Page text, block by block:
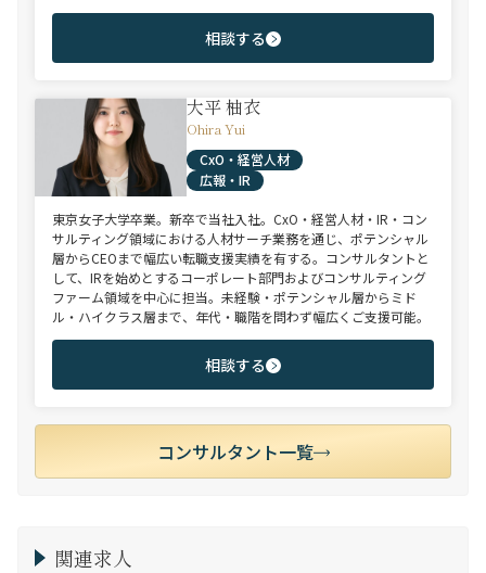
相談する
大平 柚衣
Ohira Yui
CxO・経営人材
広報・IR
東京女子大学卒業。新卒で当社入社。CxO・経営人材・IR・コン
サルティング領域における人材サーチ業務を通じ、ポテンシャル
層からCEOまで幅広い転職支援実績を有する。コンサルタントと
して、IRを始めとするコーポレート部門およびコンサルティング
ファーム領域を中心に担当。未経験・ポテンシャル層からミド
ル・ハイクラス層まで、年代・職階を問わず幅広くご支援可能。
相談する
コンサルタント一覧
関連求人